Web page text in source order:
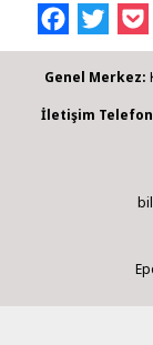
Facebook
Genel Merkez:
İletişim